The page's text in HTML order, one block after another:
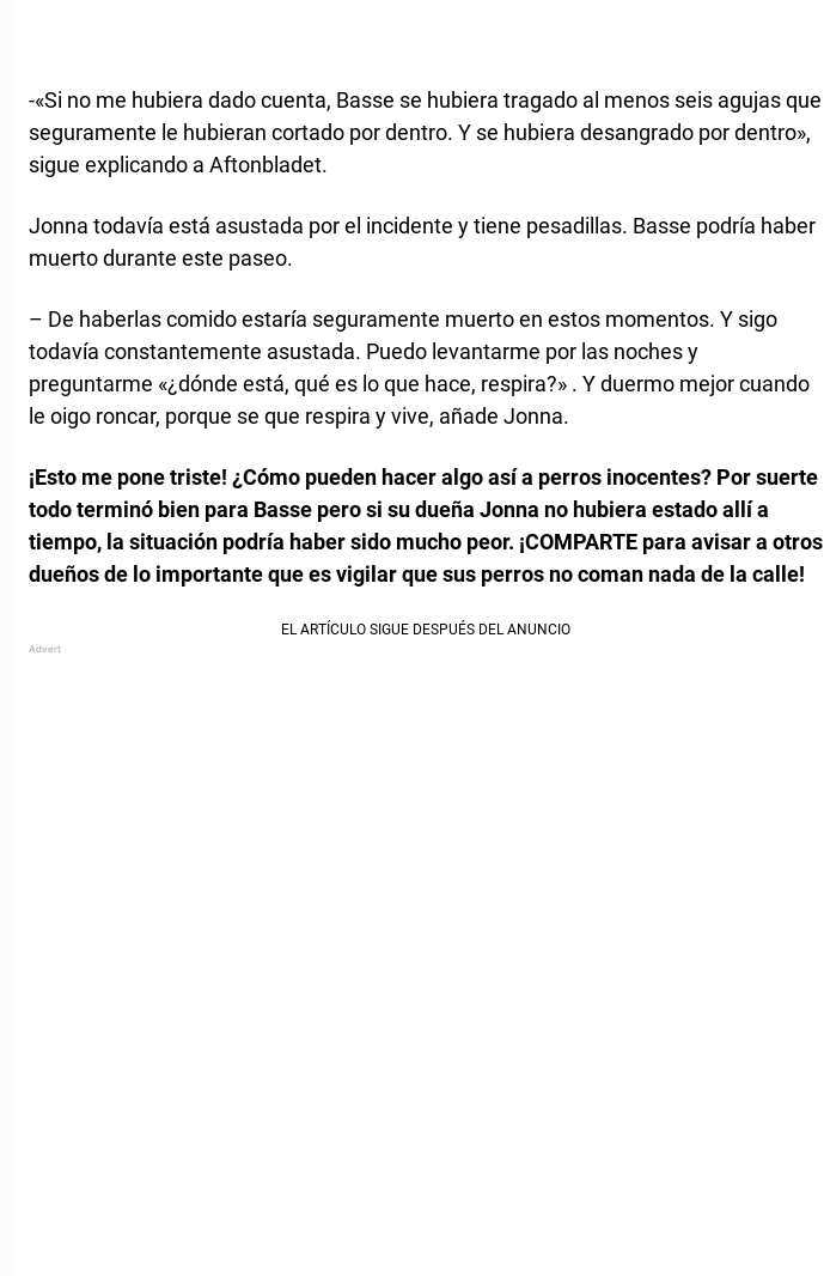
-«Si no me hubiera dado cuenta, Basse se hubiera tragado al menos seis agujas que
seguramente le hubieran cortado por dentro. Y se hubiera desangrado por dentro»,
sigue explicando a Aftonbladet.
Jonna todavía está asustada por el incidente y tiene pesadillas. Basse podría haber
muerto durante este paseo.
– De haberlas comido estaría seguramente muerto en estos momentos. Y sigo
todavía constantemente asustada. Puedo levantarme por las noches y
preguntarme «¿dónde está, qué es lo que hace, respira?» . Y duermo mejor cuando
le oigo roncar, porque se que respira y vive, añade Jonna.
¡Esto me pone triste! ¿Cómo pueden hacer algo así a perros inocentes? Por suerte
todo terminó bien para Basse pero si su dueña Jonna no hubiera estado allí a
tiempo, la situación podría haber sido mucho peor. ¡COMPARTE para avisar a otros
dueños de lo importante que es vigilar que sus perros no coman nada de la calle!